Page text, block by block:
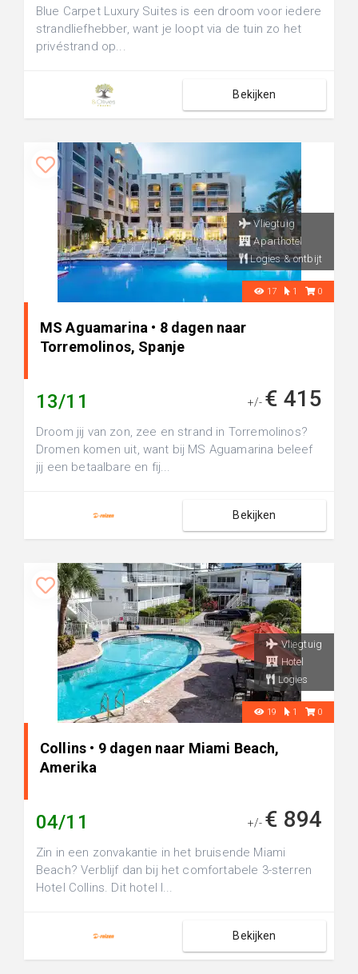
Blue Carpet Luxury Suites is een droom voor iedere
strandliefhebber, want je loopt via de tuin zo het
privéstrand op...
Bekijken
Vliegtuig
Aparthotel
Logies & ontbijt
17 1 0
MS Aguamarina • 8 dagen naar
Torremolinos, Spanje
13/11 +/- € 415
Droom jij van zon, zee en strand in Torremolinos?
Dromen komen uit, want bij MS Aguamarina beleef
jij een betaalbare en fij...
Bekijken
Vliegtuig
Hotel
Logies
19 1 0
Collins • 9 dagen naar Miami Beach,
Amerika
04/11 +/- € 894
Zin in een zonvakantie in het bruisende Miami
Beach? Verblijf dan bij het comfortabele 3-sterren
Hotel Collins. Dit hotel l...
Bekijken